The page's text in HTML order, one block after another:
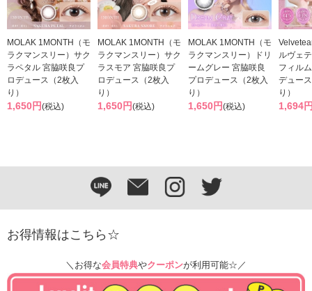
MOLAK 1MONTH（モ
ラクマンスリー）サク
ラペタル 宮脇咲良プ
ロデュース（2枚入
り）
1,650円(税込)
MOLAK 1MONTH（モ
ラクマンスリー）サク
ラスモア 宮脇咲良プ
ロデュース（2枚入
り）
1,650円(税込)
MOLAK 1MONTH（モ
ラクマンスリー）ドリ
ームグレー 宮脇咲良
プロデュース（2枚入
り）
1,650円(税込)
ルヴェ
フィル
デュー
り）
1,694
お得情報はこちら☆
＼お得な会員特典やクーポンが利用可能☆／